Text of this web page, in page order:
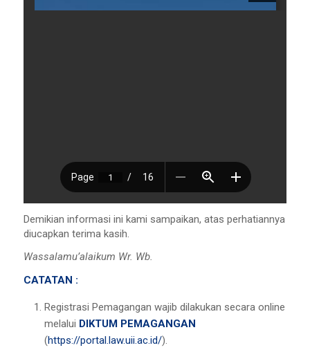
Demikian informasi ini kami sampaikan, atas perhatiannya
diucapkan terima kasih.
Wassalamu’alaikum Wr. Wb.
CATATAN :
Registrasi Pemagangan wajib dilakukan secara online
melalui DIKTUM PEMAGANGAN
(https://portal.law.uii.ac.id/).